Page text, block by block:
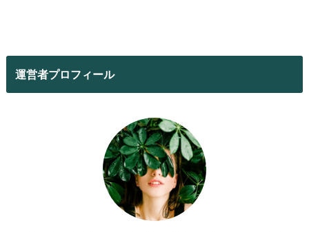
運営者プロフィール